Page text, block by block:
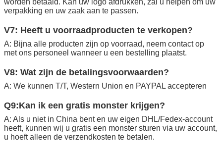
verpakking en uw zaak aan te passen.
V7: Heeft u voorraadproducten te verkopen?
A: Bijna alle producten zijn op voorraad, neem contact op
met ons personeel wanneer u een bestelling plaatst.
V8: Wat zijn de betalingsvoorwaarden?
A: We kunnen T/T, Western Union en PAYPAL accepteren
Q9:Kan ik een gratis monster krijgen?
A: Als u niet in China bent en uw eigen DHL/Fedex-account
heeft, kunnen wij u gratis een monster sturen via uw account,
u hoeft alleen de verzendkosten te betalen.